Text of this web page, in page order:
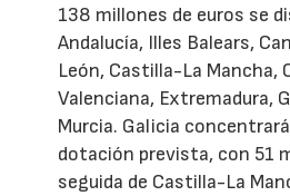
138 millones de euros se
Andalucía, Illes Balears,
León, Castilla-La Mancha,
Valenciana, Extremadura,
Murcia. Galicia
dotación prevista, con 51
seguida de Castilla-La